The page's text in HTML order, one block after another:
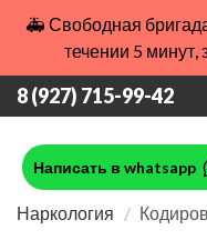
🚑 Свободная
течении 5 минут,
8 (927) 715-99-42
Написать в whatsapp
Наркология